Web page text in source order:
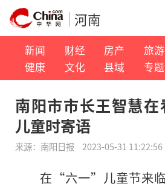
河南
新闻 财经 房产 旅游
健康
文化 县域 专题
南阳市市长王智慧
儿童时寄语
来源： 南阳日报 2023-05-31 11:22:56
在“六一”儿童节来